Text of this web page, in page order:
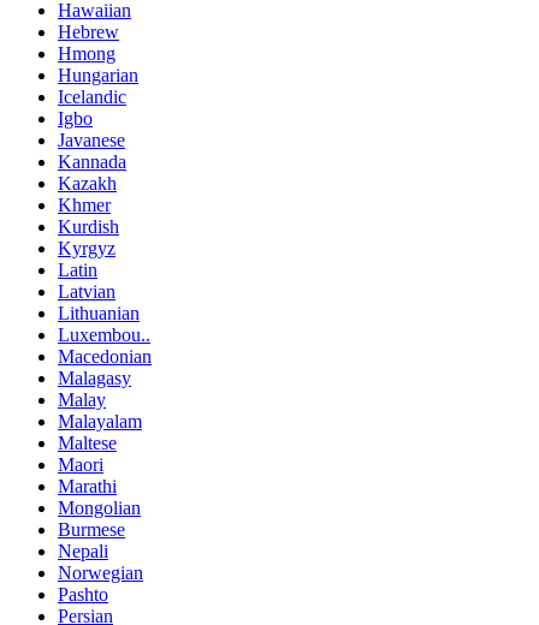
Hawaiian
Hebrew
Hmong
Hungarian
Icelandic
Igbo
Javanese
Kannada
Kazakh
Khmer
Kurdish
Kyrgyz
Latin
Latvian
Lithuanian
Luxembou..
Macedonian
Malagasy
Malay
Malayalam
Maltese
Maori
Marathi
Mongolian
Burmese
Nepali
Norwegian
Pashto
Persian